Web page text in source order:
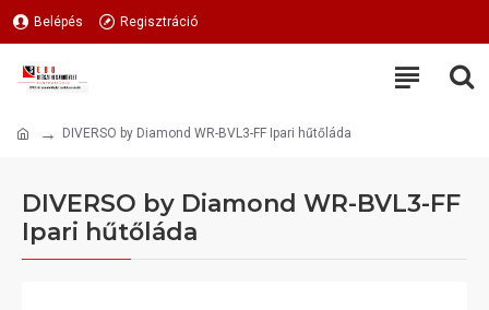
Belépés Regisztráció
DIVERSO by Diamond WR-BVL3-FF Ipari hűtőláda
DIVERSO by Diamond WR-BVL3-FF
Ipari hűtőláda